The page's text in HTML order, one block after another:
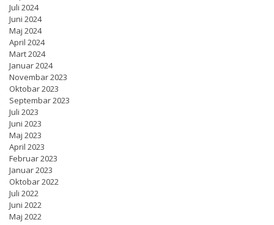
Juli 2024
Juni 2024
Maj 2024
April 2024
Mart 2024
Januar 2024
Novembar 2023
Oktobar 2023
Septembar 2023
Juli 2023
Juni 2023
Maj 2023
April 2023
Februar 2023
Januar 2023
Oktobar 2022
Juli 2022
Juni 2022
Maj 2022